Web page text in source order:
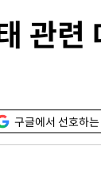
관련
구글에서 선호하